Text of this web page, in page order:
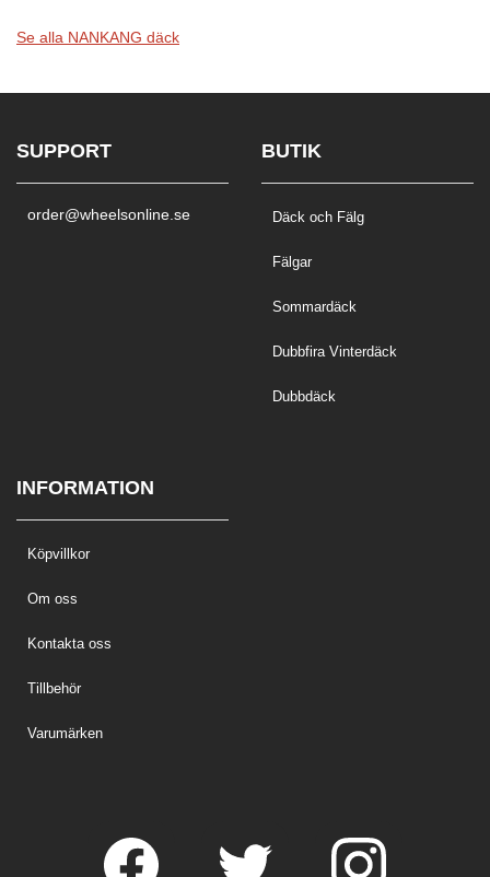
Se alla NANKANG däck
SUPPORT
order@wheelsonline.se
BUTIK
Däck och Fälg
Fälgar
Sommardäck
Dubbfira Vinterdäck
Dubbdäck
INFORMATION
Köpvillkor
Om oss
Kontakta oss
Tillbehör
Varumärken